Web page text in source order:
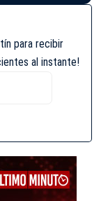
para recibir
al instante!